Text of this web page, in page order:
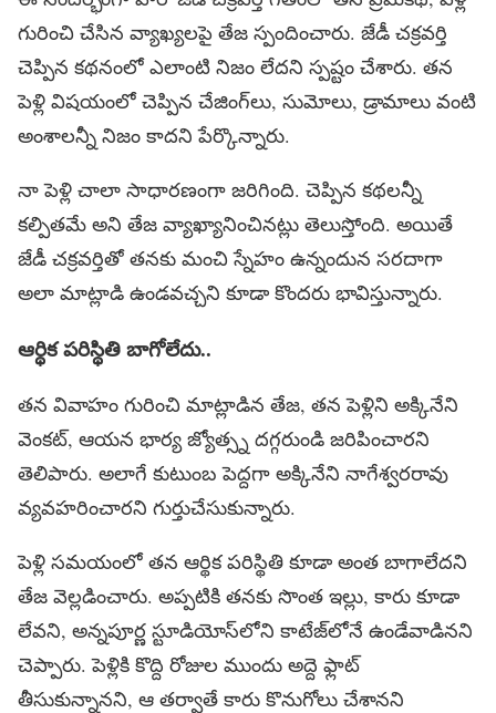
గురించి చేసిన వ్యాఖ్యలపై తేజ స్పందించారు. జేడీ చక్రవర్తి
చెప్పిన కథనంలో ఎలాంటి నిజం లేదని స్పష్టం చేశారు. తన
పెళ్లి విషయంలో చెప్పిన చేజింగ్‌లు, సుమోలు, డ్రామాలు వంటి
అంశాలన్నీ నిజం కాదని పేర్కొన్నారు.
నా పెళ్లి చాలా సాధారణంగా జరిగింది. చెప్పిన కథలన్నీ
కల్పితమే అని తేజ వ్యాఖ్యానించినట్లు తెలుస్తోంది. అయితే
జేడీ చక్రవర్తితో తనకు మంచి స్నేహం ఉన్నందున సరదాగా
అలా మాట్లాడి ఉండవచ్చని కూడా కొందరు భావిస్తున్నారు.
ఆర్థిక ప‌రిస్థితి బాగోలేదు..
తన వివాహం గురించి మాట్లాడిన తేజ, తన పెళ్లిని అక్కినేని
వెంక‌ట్‌, ఆయన భార్య జ్యోత్స్న దగ్గరుండి జరిపించారని
తెలిపారు. అలాగే కుటుంబ పెద్దగా అక్కినేని నాగేశ్వ‌ర‌రావు
వ్యవహరించారని గుర్తుచేసుకున్నారు.
పెళ్లి సమయంలో తన ఆర్థిక పరిస్థితి కూడా అంత బాగాలేదని
తేజ వెల్లడించారు. అప్పటికి తనకు సొంత ఇల్లు, కారు కూడా
లేవని, అన్నపూర్ణ స్టూడియోస్‌లోని కాటేజ్‌లోనే ఉండేవాడినని
చెప్పారు. పెళ్లికి కొద్ది రోజుల ముందు అద్దె ఫ్లాట్
తీసుకున్నానని, ఆ తర్వాతే కారు కొనుగోలు చేశానని